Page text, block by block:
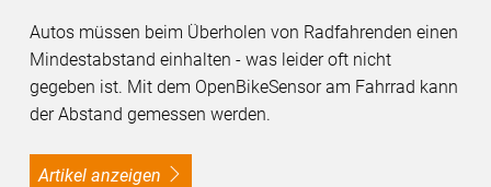
Autos müssen beim Überholen von Radfahrenden einen
Mindestabstand einhalten - was leider oft nicht
gegeben ist. Mit dem OpenBikeSensor am Fahrrad kann
der Abstand gemessen werden.
Artikel anzeigen